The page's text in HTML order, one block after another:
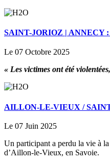
SAINT-JORIOZ | ANNECY :
Le 07 Octobre 2025
« Les victimes ont été
AILLON-LE-VIEUX / SAINT-
Le 07 Juin 2025
Un participant a perdu la vie à
d’Aillon-le-Vieux, en Savoie.